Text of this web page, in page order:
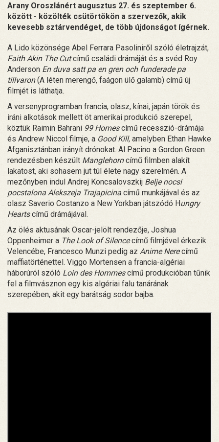
Arany Oroszlánért augusztus 27. és szeptember 6.
között - közölték csütörtökön a szervezők, akik
kevesebb sztárvendéget, de több újdonságot ígérnek.
A Lido közönsége Abel Ferrara Pasoliniről szóló életrajzát,
Faith Akin The Cutcímű családi drámáját és a svéd Roy
Anderson En duva satt pa en gren och funderade pa
tillvaron(A léten merengő, faágon ülő galamb) című új
filmjét is láthatja.
A versenyprogramban francia, olasz, kínai, japán török és
iráni alkotások mellett öt amerikai produkció szerepel,
köztük Raimin Bahrani 99 Homescímű recesszió-drámája
és Andrew Niccol filmje, a Good Kill, amelyben Ethan Hawke
Afganisztánban irányít drónokat. Al Pacino a Gordon Green
rendezésben készült Manglehorncímű filmben alakít
lakatost, aki sohasem jut túl élete nagy szerelmén. A
mezőnyben indul Andrej Koncsalovszkij Belje nocsi
pocstalona Alekszeja Trajapicina című munkájával és az
olasz Saverio Costanzo a New Yorkban játszódó Hungry
Heartscímű drámájával.
Az ölés aktusának Oscar-jelölt rendezője, Joshua
Oppenheimer a The Look of Silencecímű filmjével érkezik
Velencébe, Francesco Munzi pedig az Anime Nerecímű
maffiatörténettel. Viggo Mortensen a francia-algériai
háborúról szóló Loin des Hommescímű produkcióban tűnik
fel a filmvásznon egy kis algériai falu tanárának
szerepében, akit egy barátság sodor bajba.